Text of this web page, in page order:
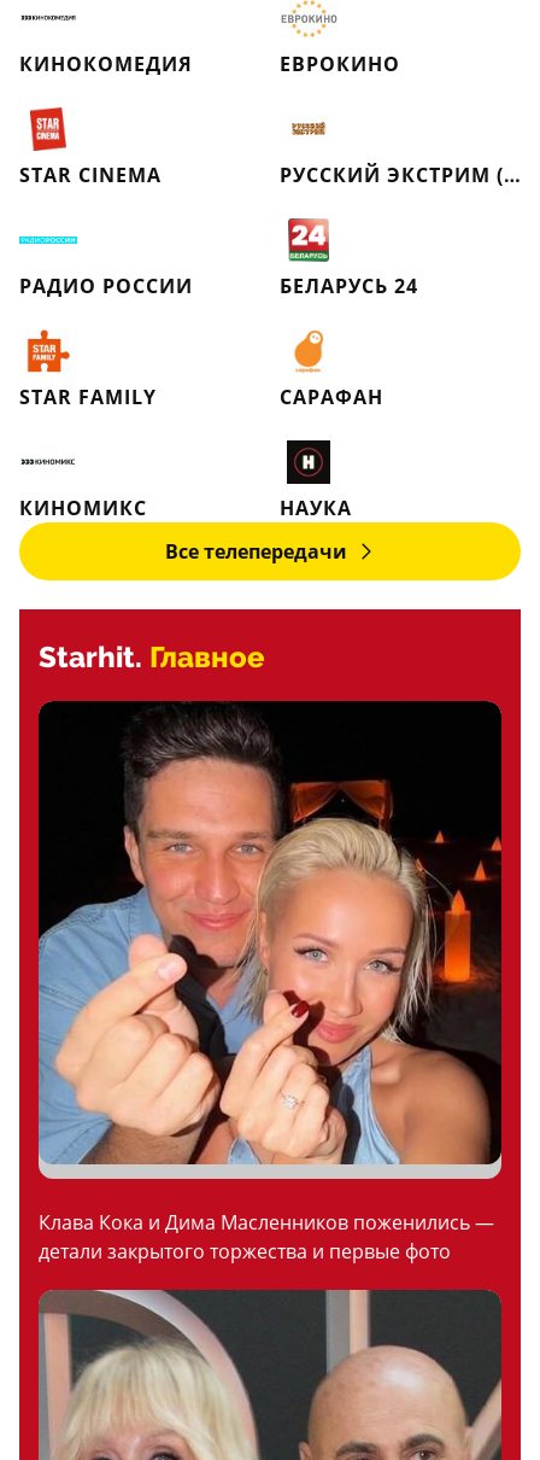
КИНОКОМЕДИЯ ЕВРОКИНО
STAR CINEMA РУССКИЙ ЭКСТРИМ (РЕТРО)
РАДИО РОССИИ БЕЛАРУСЬ 24
STAR FAMILY САРАФАН
КИНОМИКС
НАУКА
Все телепередачи
Starhit. Главное
Клава Кока и Дима Масленников поженились —
детали закрытого торжества и первые фото